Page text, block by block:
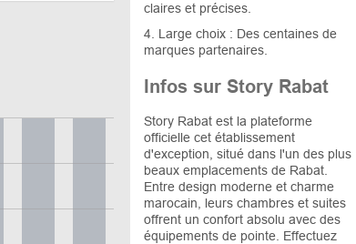
claires et précises.
4. Large choix : Des centaines de
marques partenaires.
Infos sur Story Rabat
Story Rabat est la plateforme
officielle cet établissement
d'exception, situé dans l'un des plus
beaux emplacements de Rabat.
Entre design moderne et charme
marocain, leurs chambres et suites
offrent un confort absolu avec des
équipements de pointe. Effectuez